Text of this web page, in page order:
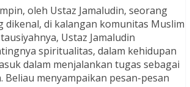
oleh Ustaz Jamaludin, seorang
dikenal, di kalangan komunitas Muslim
Ustaz Jamaludin
spiritualitas, dalam kehidupan
dalam menjalankan tugas sebagai
Beliau menyampaikan pesan-pesan